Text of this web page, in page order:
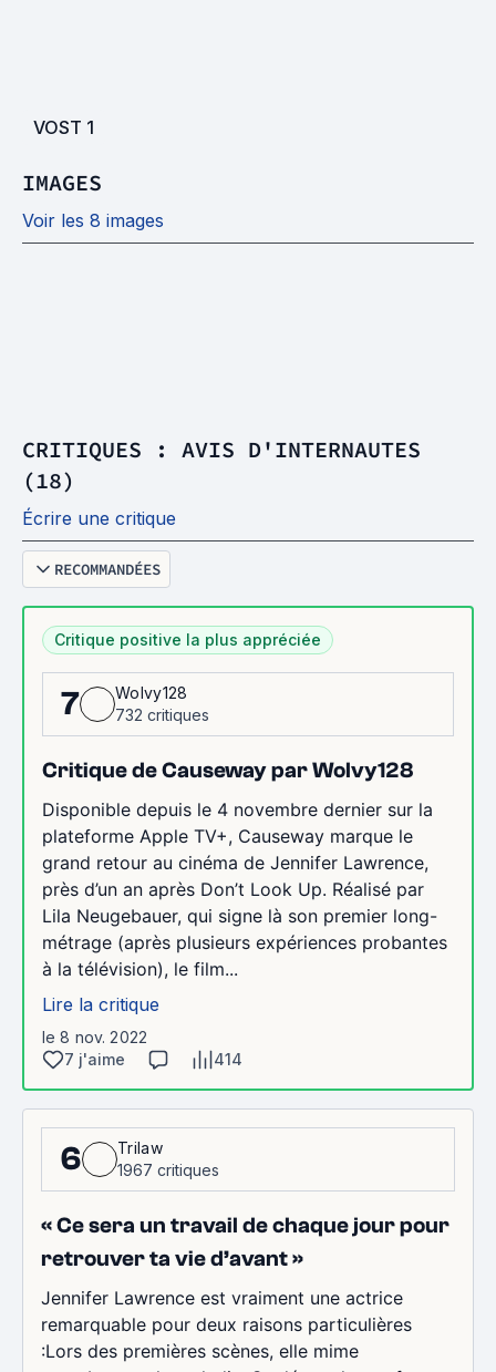
VOST 1
IMAGES
Voir les 8 images
CRITIQUES : AVIS D'INTERNAUTES
(18)
Écrire une critique
RECOMMANDÉES
Critique positive la plus appréciée
7
Wolvy128
732 critiques
Critique de Causeway par Wolvy128
Disponible depuis le 4 novembre dernier sur la
plateforme Apple TV+, Causeway marque le
grand retour au cinéma de Jennifer Lawrence,
près d’un an après Don’t Look Up. Réalisé par
Lila Neugebauer, qui signe là son premier long-
métrage (après plusieurs expériences probantes
à la télévision), le film...
Lire la critique
le 8 nov. 2022
7 j'aime
414
6
Trilaw
1967 critiques
« Ce sera un travail de chaque jour pour
retrouver ta vie d’avant »
Jennifer Lawrence est vraiment une actrice
remarquable pour deux raisons particulières
:Lors des premières scènes, elle mime